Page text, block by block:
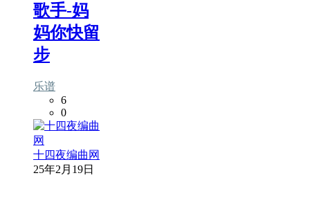
歌手-妈
妈你快留
步
乐谱
6
0
十四夜编曲网
25年2月19日